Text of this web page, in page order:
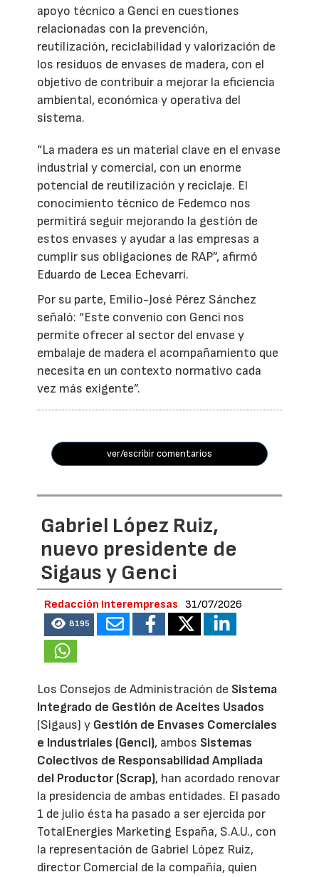
apoyo técnico a Genci en cuestiones
relacionadas con la prevención,
reutilización, reciclabilidad y valorización de
los residuos de envases de madera, con el
objetivo de contribuir a mejorar la eficiencia
ambiental, económica y operativa del
sistema.
“La madera es un material clave en el envase
industrial y comercial, con un enorme
potencial de reutilización y reciclaje. El
conocimiento técnico de Fedemco nos
permitirá seguir mejorando la gestión de
estos envases y ayudar a las empresas a
cumplir sus obligaciones de RAP”, afirmó
Eduardo de Lecea Echevarri.
Por su parte, Emilio-José Pérez Sánchez
señaló: “Este convenio con Genci nos
permite ofrecer al sector del envase y
embalaje de madera el acompañamiento que
necesita en un contexto normativo cada
vez más exigente”.
ver/escribir comentarios
Gabriel López Ruiz,
nuevo presidente de
Sigaus y Genci
Redacción Interempresas 31/07/2026
8195
Los Consejos de Administración de Sistema
Integrado de Gestión de Aceites Usados
(Sigaus) y Gestión de Envases Comerciales
e Industriales (Genci), ambos Sistemas
Colectivos de Responsabilidad Ampliada
del Productor (Scrap), han acordado renovar
la presidencia de ambas entidades. El pasado
1 de julio ésta ha pasado a ser ejercida por
TotalEnergies Marketing España, S.A.U., con
la representación de Gabriel López Ruiz,
director Comercial de la compañía, quien